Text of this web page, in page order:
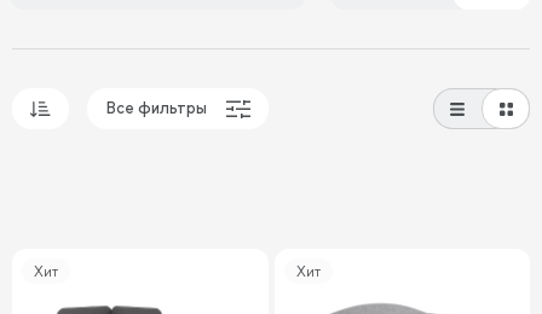
Все фильтры
Хит Хит